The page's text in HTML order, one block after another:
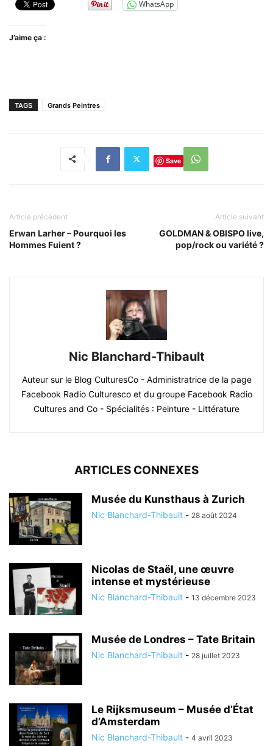
WhatsApp
J’aime ça :
TAGS Grands Peintres
Save
Article précédent
Erwan Larher – Pourquoi les
Hommes Fuient ?
Article suivant
GOLDMAN & OBISPO live,
pop/rock ou variété ?
Nic Blanchard-Thibault
Auteur sur le Blog CulturesCo - Administratrice de la page
Facebook Radio Culturesco et du groupe Facebook Radio
Cultures and Co - Spécialités : Peinture - Littérature
ARTICLES CONNEXES
Musée du Kunsthaus à Zurich
Nic Blanchard-Thibault - 28 août 2024
Nicolas de Staël, une œuvre
intense et mystérieuse
Nic Blanchard-Thibault - 13 décembre 2023
Musée de Londres – Tate Britain
Nic Blanchard-Thibault - 28 juillet 2023
Le Rijksmuseum – Musée d’État
d’Amsterdam
Nic Blanchard-Thibault - 4 avril 2023